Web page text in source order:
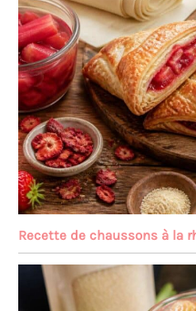
Recette de chaussons à la